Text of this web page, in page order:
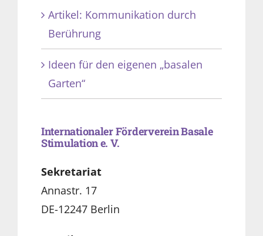
Artikel: Kommunikation durch
Berührung
Ideen für den eigenen „basalen
Garten“
Internationaler Förderverein Basale
Stimulation e. V.
Sekretariat
Annastr. 17
DE-12247 Berlin